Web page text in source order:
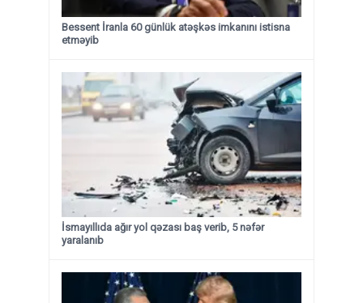
Bessent İranla 60 günlük atəşkəs imkanını istisna
etməyib
İsmayıllıda ağır yol qəzası baş verib, 5 nəfər
yaralanıb